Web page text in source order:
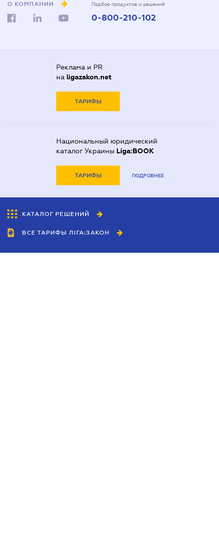
О КОМПАНИИ Подбор продуктов и решений
0-800-210-102
Реклама и PR
на ligazakon.net
ТАРИФЫ
Национальный юридический
каталог Украины Liga:BOOK
ТАРИФЫ ПОДРОБНЕЕ
КАТАЛОГ РЕШЕНИЙ
ВСЕ ТАРИФЫ ЛІГА:ЗАКОН